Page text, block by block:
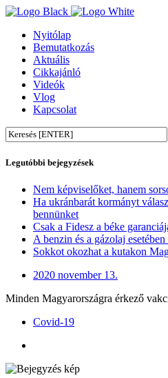
Nyitólap
Bemutatkozás
Aktuális
Cikkajánló
Videók
Vlog
Kapcsolat
Legutóbbi bejegyzések
Nem képviselőket, hanem
Ha ukránbarát kormányt
bennünket
Csak a Fidesz a béke
A benzin és a gázolaj
Sokkot okozhat a kutakon
2020 november 13.
Minden Magyarországra érkező
Covid-19